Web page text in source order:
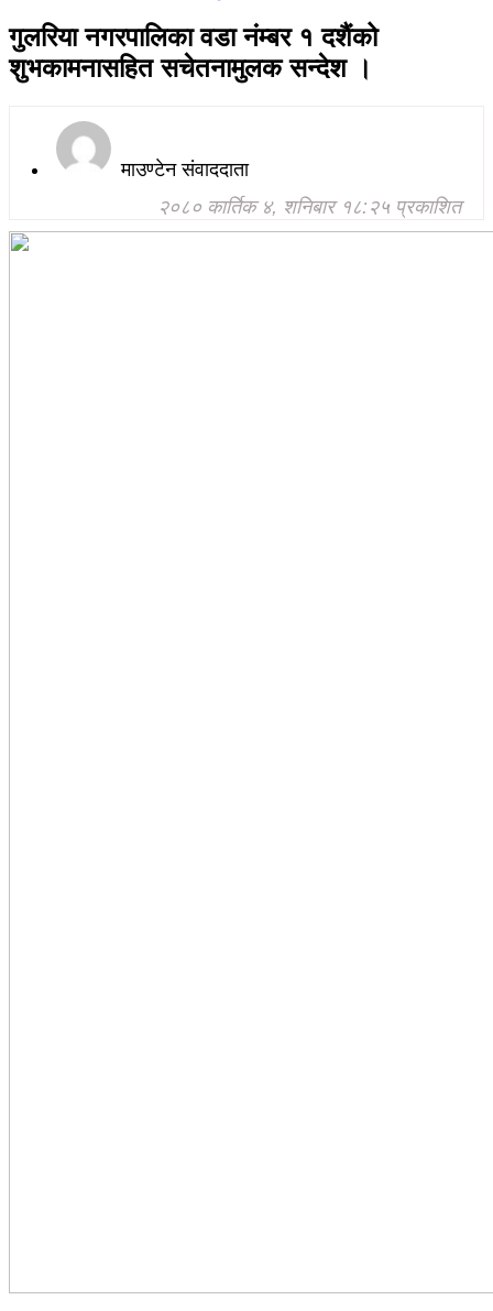
गुलरिया नगरपालिका वडा नंम्बर १ दशैंको
शुभकामनासहित सचेतनामुलक सन्देश ।
माउण्टेन संवाददाता
२०८० कार्तिक ४, शनिबार १८:२५ प्रकाशित